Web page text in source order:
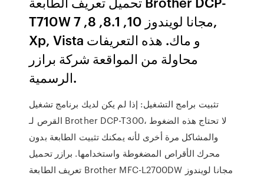
T710W مجانا لويندوز 10, 8.1, 8, 7,
Xp, Vista و ماك. هذه التعريفات
محاولة من المواقعة شركة برازر
الرسمية.
تثبيت برامج التشغيل: إذا لم يكن لديك برنامج تشغيل
القرص لـ Brother DCP-T300، لا تحتاج هذه الضغوط
والمشاكل مرة أخرى لأنه يمكنك تثبيت الطابعة بدون
محرك الأقراص المضغوطة واستخدامها. برازر تحميل
تعريف الطابعة Brother MFC-L2700DW مجانا لويندوز